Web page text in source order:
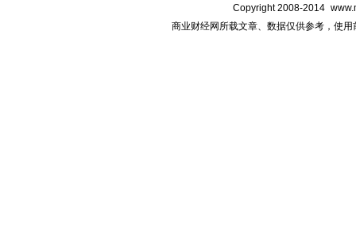
Copyright 2008-2014
商业财经网所载文章、数据仅供参考，使